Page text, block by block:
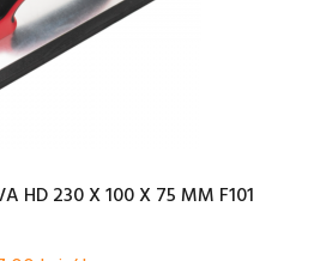
HD 230 X 100 X 75 MM F101